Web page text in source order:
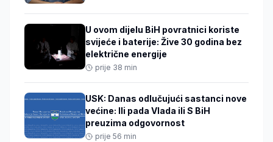
U ovom dijelu BiH povratnici koriste
svijeće i baterije: Žive 30 godina bez
električne energije
prije 38 min
USK: Danas odlučujući sastanci nove
većine: Ili pada Vlada ili S BiH
preuzima odgovornost
prije 56 min